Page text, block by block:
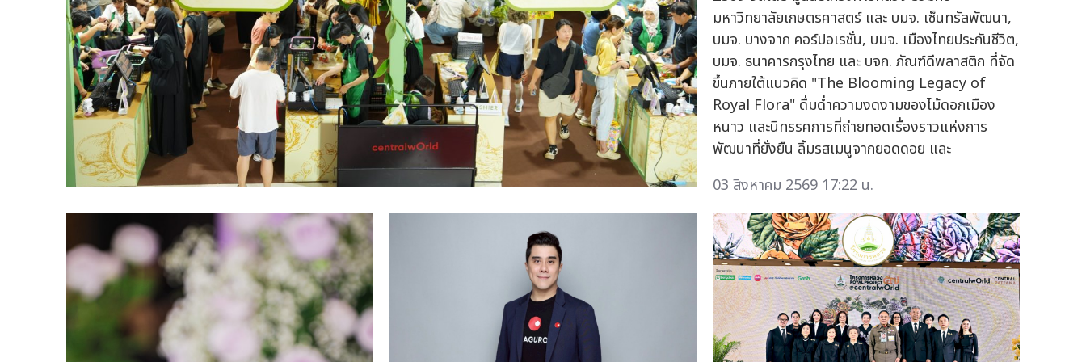
มหาวิทยาลัยเกษตรศาสตร์ และ บมจ. เซ็นทรัลพัฒนา,
บมจ. บางจาก คอร์ปอเรชั่น, บมจ. เมืองไทยประกันชีวิต,
บมจ. ธนาคารกรุงไทย และ บจก. ภัณฑ์ดีพลาสติก ที่จัด
ขึ้นภายใต้แนวคิด "The Blooming Legacy of
Royal Flora" ดื่มด่ำความงดงามของไม้ดอกเมือง
หนาว และนิทรรศการที่ถ่ายทอดเรื่องราวแห่งการ
พัฒนาที่ยั่งยืน ลิ้มรสเมนูจากยอดดอย และ
03 สิงหาคม 2569 17:22 น.